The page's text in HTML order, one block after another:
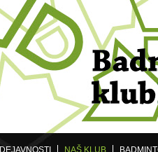
DEJAVNOSTI NAŠ KLUB